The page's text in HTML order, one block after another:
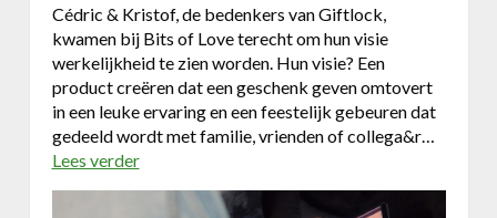
o
e
k
o
m
s
V
Cédric & Kristof, de bedenkers van Giftlock,
kwamen bij Bits of Love terecht om hun visie
werkelijkheid te zien worden. Hun visie? Een
product creëren dat een geschenk geven omtovert
in een leuke ervaring en een feestelijk gebeuren dat
gedeeld wordt met familie, vrienden of collega&r…
Lees verdero